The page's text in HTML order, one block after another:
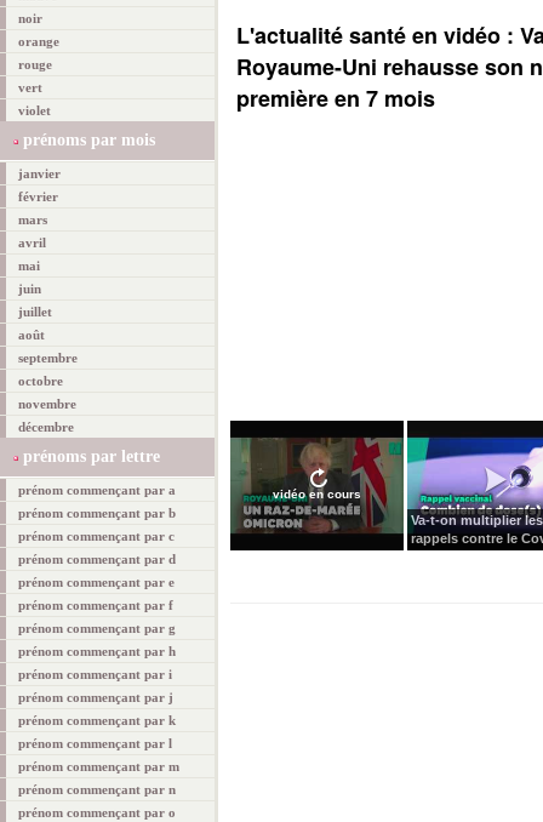
noir
orange
rouge
vert
violet
prénoms par mois
janvier
février
mars
avril
mai
juin
juillet
août
septembre
octobre
novembre
décembre
prénoms par lettre
prénom commençant par a
prénom commençant par b
prénom commençant par c
prénom commençant par d
prénom commençant par e
prénom commençant par f
prénom commençant par g
prénom commençant par h
prénom commençant par i
prénom commençant par j
prénom commençant par k
prénom commençant par l
prénom commençant par m
prénom commençant par n
prénom commençant par o
L'actualité santé en vidéo :
Royaume-Uni rehausse son
première en 7 mois
vidéo en cours
Va-t-on multiplier les
rappels contre le